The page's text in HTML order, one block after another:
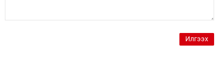
Илгээх